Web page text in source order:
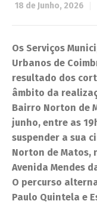
18 de Junho, 2026
Os Serviços
Urbanos de
resultado dos
âmbito da
Bairro Norton de
junho, entre as
suspender a sua
Norton de Matos,
Avenida Mendes
O percurso
Paulo Quintela e